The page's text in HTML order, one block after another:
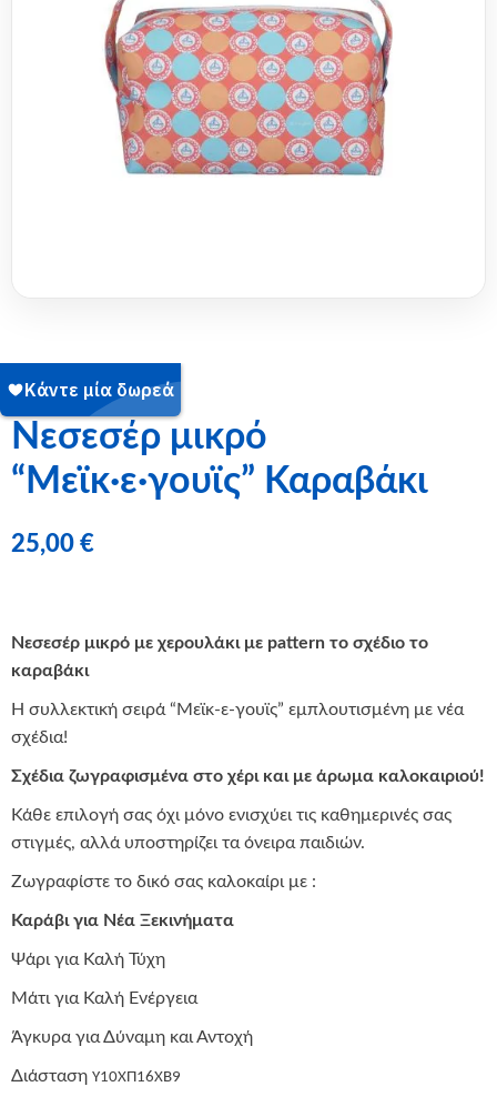
SKU: 14-2503-007
Νεσεσέρ μικρό
“Μεϊκ·ε·γουϊς” Καραβάκι
25,00 €
Νεσεσέρ μικρό με χερουλάκι με pattern το σχέδιο το
καραβάκι
Η συλλεκτική σειρά “Μεϊκ-ε-γουϊς” εμπλουτισμένη με νέα
σχέδια!
Σχέδια ζωγραφισμένα στο χέρι και με άρωμα καλοκαιριού!
Κάθε επιλογή σας όχι μόνο ενισχύει τις καθημερινές σας
στιγμές, αλλά υποστηρίζει τα όνειρα παιδιών.
Ζωγραφίστε το δικό σας καλοκαίρι με :
Καράβι για Νέα Ξεκινήματα
Ψάρι για Καλή Τύχη
Μάτι για Καλή Ενέργεια
Άγκυρα για Δύναμη και Αντοχή
Διάσταση Υ10ΧΠ16ΧΒ9